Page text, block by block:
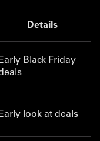
Details
Black Friday
look at deals